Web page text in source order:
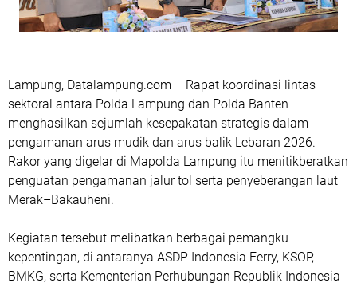
Lampung, Datalampung.com – Rapat koordinasi lintas
sektoral antara Polda Lampung dan Polda Banten
menghasilkan sejumlah kesepakatan strategis dalam
pengamanan arus mudik dan arus balik Lebaran 2026.
Rakor yang digelar di Mapolda Lampung itu menitikberatkan
penguatan pengamanan jalur tol serta penyeberangan laut
Merak–Bakauheni.
Kegiatan tersebut melibatkan berbagai pemangku
kepentingan, di antaranya ASDP Indonesia Ferry, KSOP,
BMKG, serta Kementerian Perhubungan Republik Indonesia